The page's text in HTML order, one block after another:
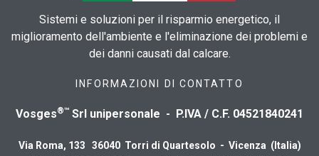
Sistemi e soluzioni per il risparmio energetico, il
miglioramento dell'ambiente e l'eliminazione dei problemi e
dei danni causati dal calcare.
INFORMAZIONI DI CONTATTO
Vosges®™ Srl unipersonale - P.IVA / C.F. 04521840241
Via Roma, 133 36040 Torri di Quartesolo - Vicenza (Italia)